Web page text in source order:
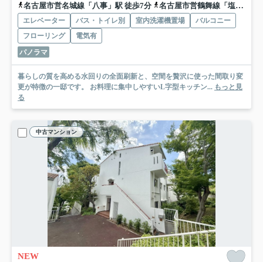
名古屋市営名城線「八事」駅 徒歩7分
名古屋市営鶴舞線「塩釜口」駅 徒歩11分
エレベーター バス・トイレ別 室内洗濯機置場
バルコニー
フローリング
電気有
パノラマ
暮らしの質を高める水回りの全面刷新と、空間を贅沢に使った間取り変
更が特徴の一邸です。 お料理に集中しやすいL字型キッチン... もっと見
る
中古マンション
NEW